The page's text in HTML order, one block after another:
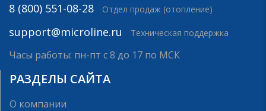
8 (800) 551-08-28 Отдел продаж (отопление)
support@microline.ru Техническая поддержка
Часы работы: пн-пт с 8 до 17 по МСК
РАЗДЕЛЫ САЙТА
О компании